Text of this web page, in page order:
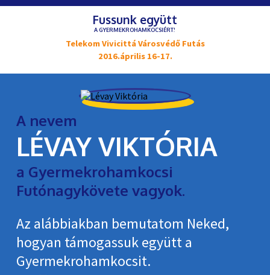
Fussunk együtt
A GYERMEKROHAMKOCSIÉRT!
Telekom Vivicittá Városvédő Futás
2016.április 16-17.
A nevem
LÉVAY VIKTÓRIA
a Gyermekrohamkocsi
Futónagykövete vagyok.
Az alábbiakban bemutatom Neked,
hogyan támogassuk együtt a
Gyermekroham­kocsit.